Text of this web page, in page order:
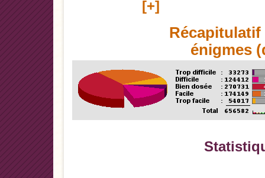
[+]
Récapitulatif
énigmes